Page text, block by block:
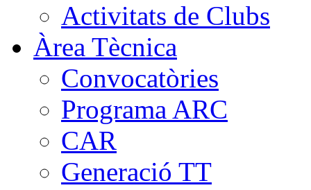
Activitats de Clubs
Àrea Tècnica
Convocatòries
Programa ARC
CAR
Generació TT